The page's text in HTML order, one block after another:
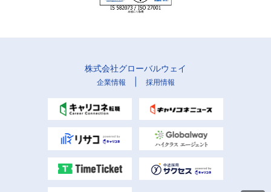
株式会社グローバルウェイ
企業情報 採用情報